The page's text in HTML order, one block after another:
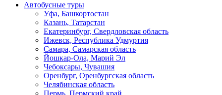
Автобусные туры
Уфа, Башкортостан
Казань, Татарстан
Екатеринбург, Свердловская область
Ижевск, Республика Удмуртия
Самара, Самарская область
Йошкар-Ола, Марий Эл
Чебоксары, Чувашия
Оренбург, Оренбургская область
Челябинская область
Пермь, Пермский край